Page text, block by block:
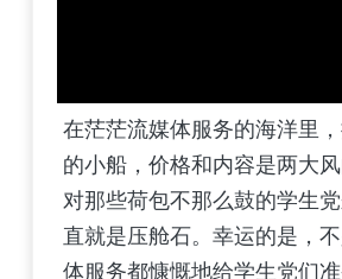
在茫茫流媒体服务的海洋里
的小船，价格和内容是两大
对那些荷包不那么鼓的学生
直就是压舱石。幸运的是，
体服务都慷慨地给学生党们